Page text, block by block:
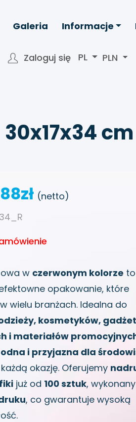
Galeria Informacje
Zaloguj się PL PLN
cm
zł (netto)
w czerwonym kolorze to
opakowanie, które
wielu branżach. Idealna do
kosmetyków,
i materiałów
i przyjazna dla
okazję. Oferujemy
już od 100 sztuk, wykonany
, co gwarantuje wysoką